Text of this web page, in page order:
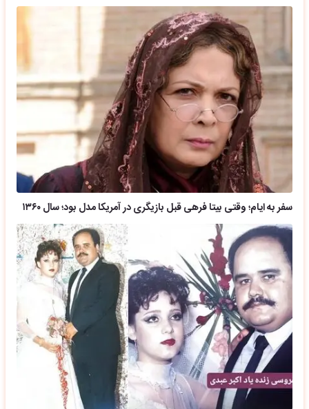
سفر به ایام؛ وقتی بیتا فرهی قبل بازیگری در آمریکا مدل بود؛ سال ۱۳۶۰